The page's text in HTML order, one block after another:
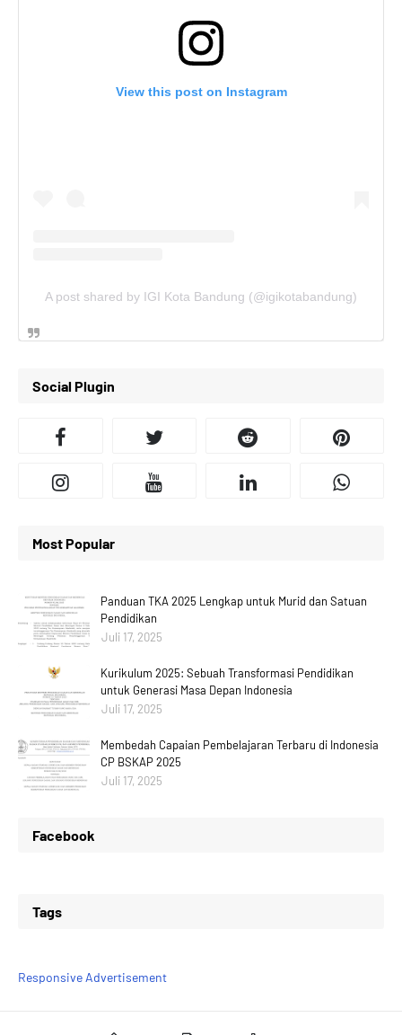
View this post on Instagram
A post shared by IGI Kota Bandung (@igikotabandung)
Social Plugin
Most Popular
Panduan TKA 2025 Lengkap untuk Murid dan Satuan
Pendidikan
Juli 17, 2025
Kurikulum 2025: Sebuah Transformasi Pendidikan
untuk Generasi Masa Depan Indonesia
Juli 17, 2025
Membedah Capaian Pembelajaran Terbaru di Indonesia
CP BSKAP 2025
Juli 17, 2025
Facebook
Tags
Responsive Advertisement